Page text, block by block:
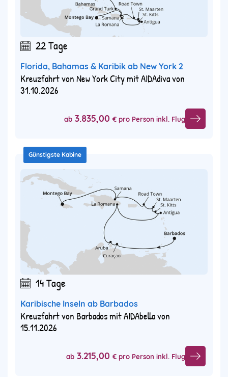
22 Tage
Florida, Bahamas & Karibik ab New York 2
Kreuzfahrt von New York City mit AIDAdiva von
31.10.2026
ab 3.835,00 € pro Person inkl. Flug
Günstigste Kabine
14 Tage
Karibische Inseln ab Barbados
Kreuzfahrt von Barbados mit AIDAbella von
15.11.2026
ab 3.215,00 € pro Person inkl. Flug